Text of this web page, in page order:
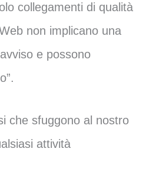
collegamenti di qualità
non implicano una
e possono
che sfuggono al nostro
attività